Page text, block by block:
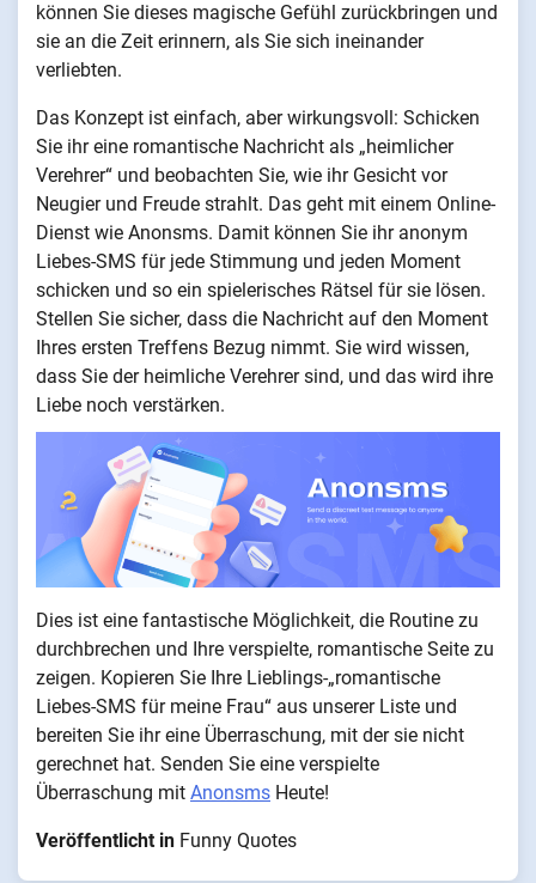
können Sie dieses magische Gefühl zurückbringen und
sie an die Zeit erinnern, als Sie sich ineinander
verliebten.
Das Konzept ist einfach, aber wirkungsvoll: Schicken
Sie ihr eine romantische Nachricht als „heimlicher
Verehrer“ und beobachten Sie, wie ihr Gesicht vor
Neugier und Freude strahlt. Das geht mit einem Online-
Dienst wie Anonsms. Damit können Sie ihr anonym
Liebes-SMS für jede Stimmung und jeden Moment
schicken und so ein spielerisches Rätsel für sie lösen.
Stellen Sie sicher, dass die Nachricht auf den Moment
Ihres ersten Treffens Bezug nimmt. Sie wird wissen,
dass Sie der heimliche Verehrer sind, und das wird ihre
Liebe noch verstärken.
Dies ist eine fantastische Möglichkeit, die Routine zu
durchbrechen und Ihre verspielte, romantische Seite zu
zeigen. Kopieren Sie Ihre Lieblings-„romantische
Liebes-SMS für meine Frau“ aus unserer Liste und
bereiten Sie ihr eine Überraschung, mit der sie nicht
gerechnet hat. Senden Sie eine verspielte
Überraschung mit Anonsms Heute!
Veröffentlicht in Funny Quotes